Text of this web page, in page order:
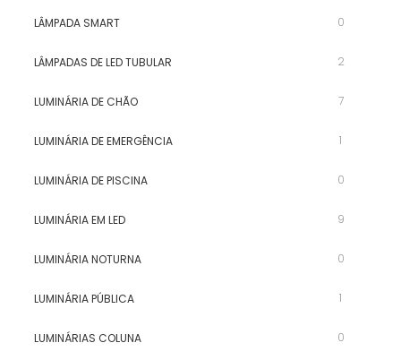
LÂMPADA SMART 0
LÂMPADAS DE LED TUBULAR 2
LUMINÁRIA DE CHÃO 7
LUMINÁRIA DE EMERGÊNCIA 1
LUMINÁRIA DE PISCINA 0
LUMINÁRIA EM LED 9
LUMINÁRIA NOTURNA 0
LUMINÁRIA PÚBLICA 1
LUMINÁRIAS COLUNA 0